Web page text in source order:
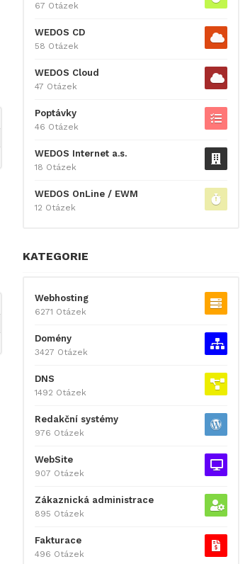
67 Otázek
WEDOS CD
58 Otázek
WEDOS Cloud
47 Otázek
Poptávky
46 Otázek
WEDOS Internet a.s.
18 Otázek
WEDOS OnLine / EWM
12 Otázek
KATEGORIE
Webhosting
6271 Otázek
Domény
3427 Otázek
DNS
1492 Otázek
Redakční systémy
976 Otázek
WebSite
907 Otázek
Zákaznická administrace
895 Otázek
Fakturace
496 Otázek